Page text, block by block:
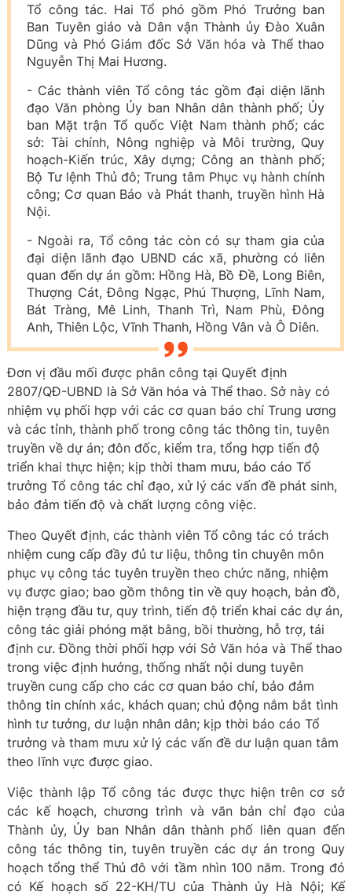
Tổ công tác. Hai Tổ phó gồm Phó Trưởng ban
Ban Tuyên giáo và Dân vận Thành ủy Đào Xuân
Dũng và Phó Giám đốc Sở Văn hóa và Thể thao
Nguyễn Thị Mai Hương.
- Các thành viên Tổ công tác gồm đại diện lãnh
đạo Văn phòng Ủy ban Nhân dân thành phố; Ủy
ban Mặt trận Tổ quốc Việt Nam thành phố; các
sở: Tài chính, Nông nghiệp và Môi trường, Quy
hoạch-Kiến trúc, Xây dựng; Công an thành phố;
Bộ Tư lệnh Thủ đô; Trung tâm Phục vụ hành chính
công; Cơ quan Báo và Phát thanh, truyền hình Hà
Nội.
- Ngoài ra, Tổ công tác còn có sự tham gia của
đại diện lãnh đạo UBND các xã, phường có liên
quan đến dự án gồm: Hồng Hà, Bồ Đề, Long Biên,
Thượng Cát, Đông Ngạc, Phú Thượng, Lĩnh Nam,
Bát Tràng, Mê Linh, Thanh Trì, Nam Phù, Đông
Anh, Thiên Lộc, Vĩnh Thanh, Hồng Vân và Ô Diên.
Đơn vị đầu mối được phân công tại Quyết định
2807/QĐ-UBND là Sở Văn hóa và Thể thao. Sở này có
nhiệm vụ phối hợp với các cơ quan báo chí Trung ương
và các tỉnh, thành phố trong công tác thông tin, tuyên
truyền về dự án; đôn đốc, kiểm tra, tổng hợp tiến độ
triển khai thực hiện; kịp thời tham mưu, báo cáo Tổ
trưởng Tổ công tác chỉ đạo, xử lý các vấn đề phát sinh,
bảo đảm tiến độ và chất lượng công việc.
Theo Quyết định, các thành viên Tổ công tác có trách
nhiệm cung cấp đầy đủ tư liệu, thông tin chuyên môn
phục vụ công tác tuyên truyền theo chức năng, nhiệm
vụ được giao; bao gồm thông tin về quy hoạch, bản đồ,
hiện trạng đầu tư, quy trình, tiến độ triển khai các dự án,
công tác giải phóng mặt bằng, bồi thường, hỗ trợ, tái
định cư. Đồng thời phối hợp với Sở Văn hóa và Thể thao
trong việc định hướng, thống nhất nội dung tuyên
truyền cung cấp cho các cơ quan báo chí, bảo đảm
thông tin chính xác, khách quan; chủ động nắm bắt tình
hình tư tưởng, dư luận nhân dân; kịp thời báo cáo Tổ
trưởng và tham mưu xử lý các vấn đề dư luận quan tâm
theo lĩnh vực được giao.
Việc thành lập Tổ công tác được thực hiện trên cơ sở
các kế hoạch, chương trình và văn bản chỉ đạo của
Thành ủy, Ủy ban Nhân dân thành phố liên quan đến
công tác thông tin, tuyên truyền các dự án trong Quy
hoạch tổng thể Thủ đô với tầm nhìn 100 năm. Trong đó
có Kế hoạch số 22-KH/TU của Thành ủy Hà Nội; Kế